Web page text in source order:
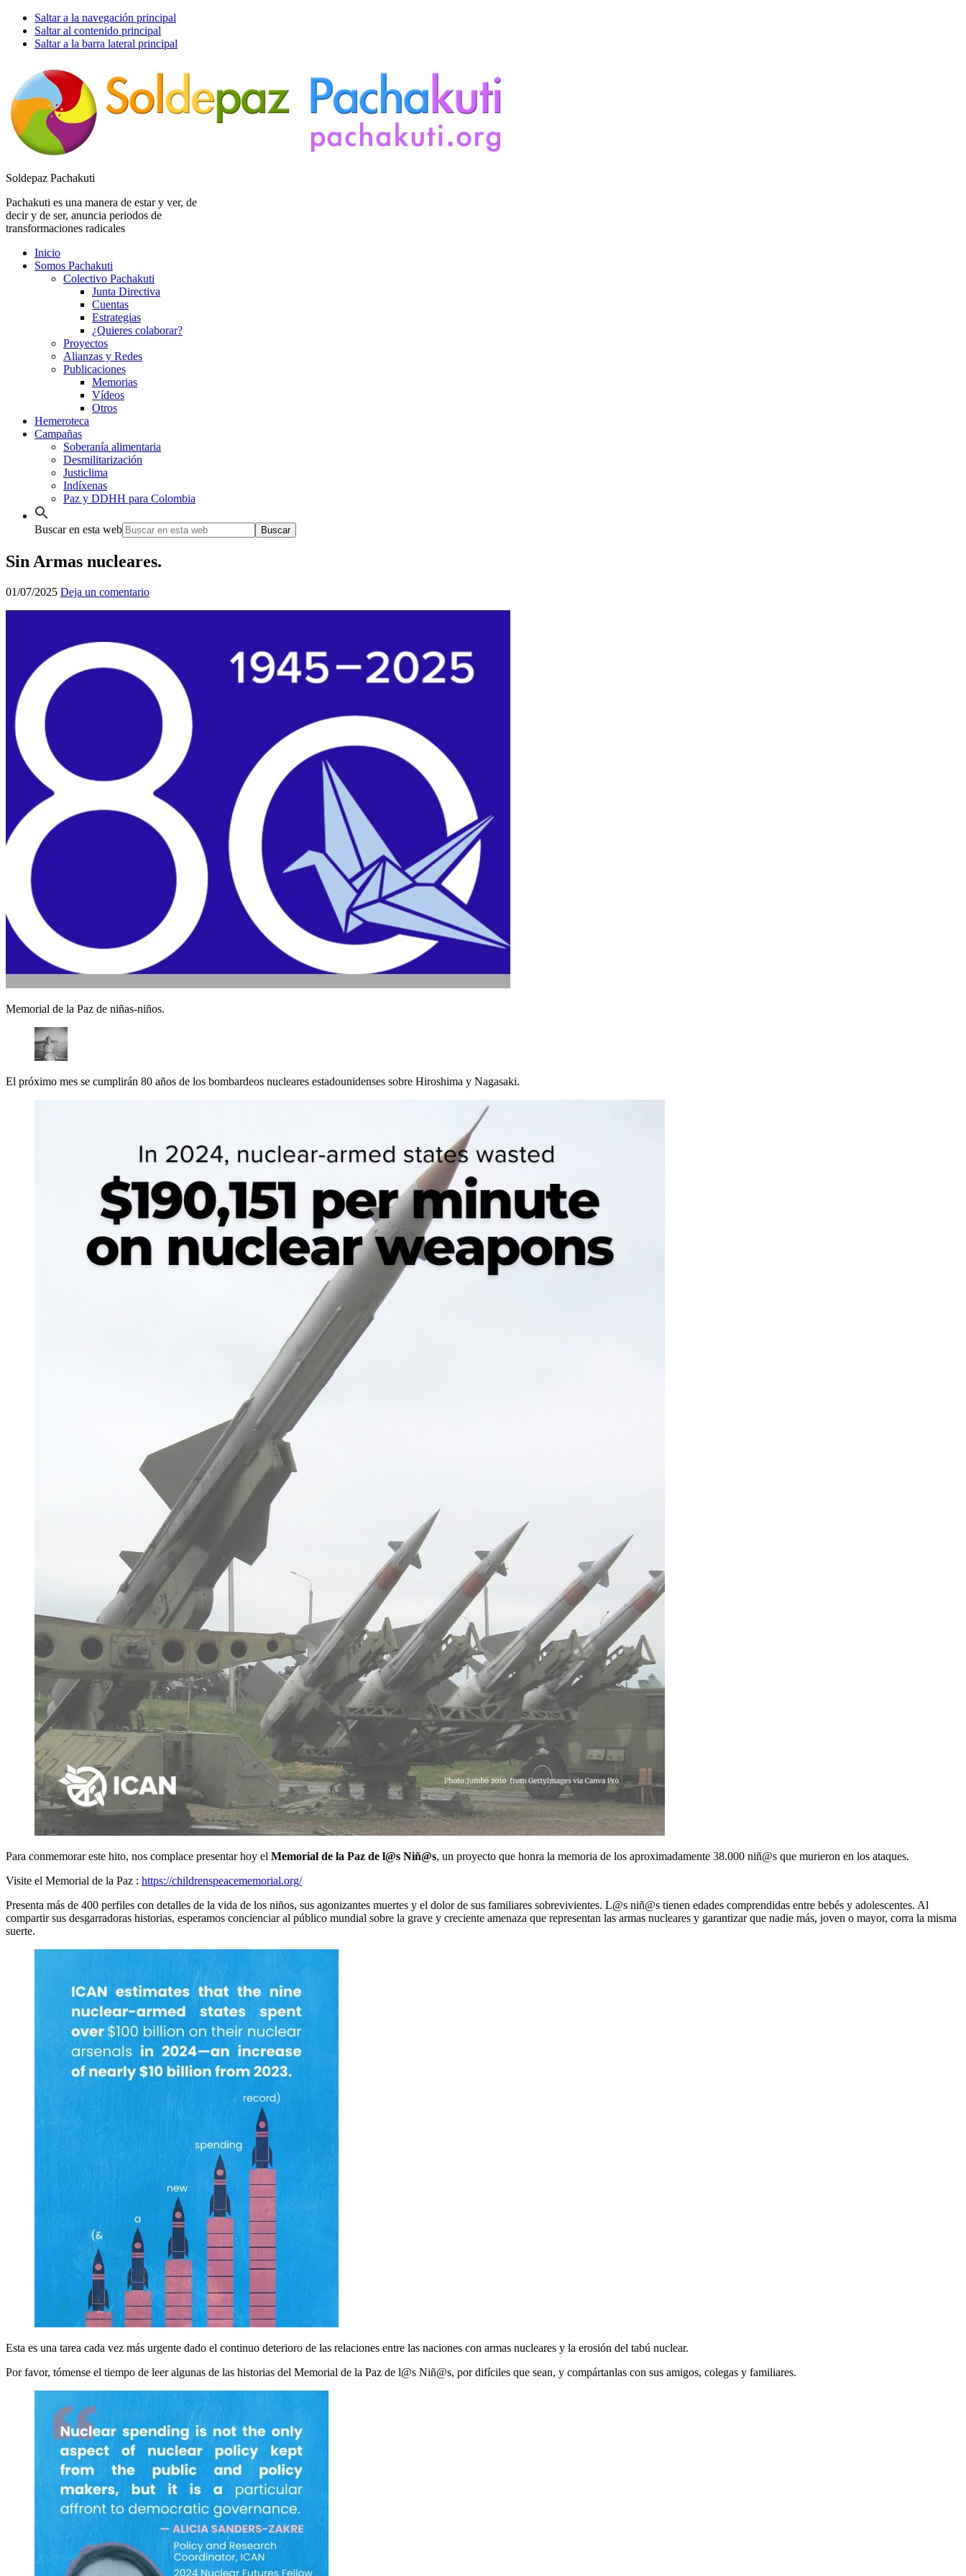
Saltar a la navegación principal
Saltar al contenido principal
Saltar a la barra lateral principal
Soldepaz Pachakuti
Pachakuti es una manera de estar y ver, de
decir y de ser, anuncia periodos de
transformaciones radicales
Inicio
Somos Pachakuti
Colectivo Pachakuti
Junta Directiva
Cuentas
Estrategias
¿Quieres colaborar?
Proyectos
Alianzas y Redes
Publicaciones
Memorias
Vídeos
Otros
Hemeroteca
Campañas
Soberanía alimentaria
Desmilitarización
Justiclima
Indíxenas
Paz y DDHH para Colombia
Buscar en esta web
Sin Armas nucleares.
01/07/2025 Deja un comentario
Memorial de la Paz de niñas-niños.
El próximo mes se cumplirán 80 años de los bombardeos nucleares estadounidenses sobre Hiroshima y Nagasaki.
Para conmemorar este hito, nos complace presentar hoy el Memorial de la Paz de l@s Niñ@s, un proyecto que honra la memoria de los aproximadamente 38.000 niñ@s que murieron en los ataques.
Visite el Memorial de la Paz : https://childrenspeacememorial.org/
Presenta más de 400 perfiles con detalles de la vida de los niños, sus agonizantes muertes y el dolor de sus familiares sobrevivientes. L@s niñ@s tienen edades comprendidas entre bebés y adolescentes. Al
compartir sus desgarradoras historias, esperamos concienciar al público mundial sobre la grave y creciente amenaza que representan las armas nucleares y garantizar que nadie más, joven o mayor, corra la misma
suerte.
Esta es una tarea cada vez más urgente dado el continuo deterioro de las relaciones entre las naciones con armas nucleares y la erosión del tabú nuclear.
Por favor, tómense el tiempo de leer algunas de las historias del Memorial de la Paz de l@s Niñ@s, por difíciles que sean, y compártanlas con sus amigos, colegas y familiares.